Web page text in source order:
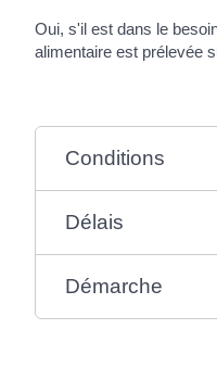
Oui, s'il est dans le
alimentaire est prélevée
Conditions
Délais
Démarche